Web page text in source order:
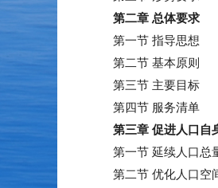
第二章 总体要求
第一节 指导思想
第二节 基本原则
第三节 主要目标
第四节 服务清单
第三章 促进人口自
第一节 延续人口总
第二节 优化人口空